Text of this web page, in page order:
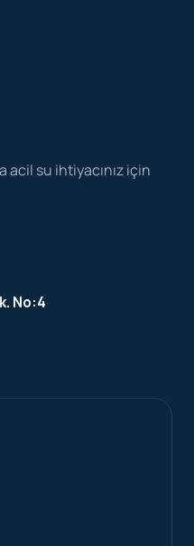
acil su ihtiyacınız için
No:4